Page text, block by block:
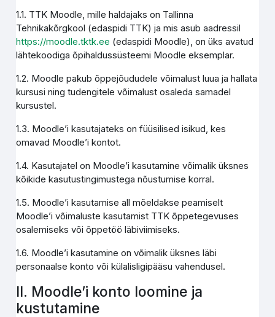
1.1. TTK Moodle, mille haldajaks on Tallinna
Tehnikakõrgkool (edaspidi TTK) ja mis asub aadressil
https://moodle.tktk.ee (edaspidi Moodle), on üks avatud
lähtekoodiga õpihaldussüsteemi Moodle eksemplar.
1.2. Moodle pakub õppejõududele võimalust luua ja hallata
kursusi ning tudengitele võimalust osaleda samadel
kursustel.
1.3. Moodle’i kasutajateks on füüsilised isikud, kes
omavad Moodle’i kontot.
1.4. Kasutajatel on Moodle’i kasutamine võimalik üksnes
kõikide kasutustingimustega nõustumise korral.
1.5. Moodle’i kasutamise all mõeldakse peamiselt
Moodle’i võimaluste kasutamist TTK õppetegevuses
osalemiseks või õppetöö läbiviimiseks.
1.6. Moodle’i kasutamine on võimalik üksnes läbi
personaalse konto või külalisligipääsu vahendusel.
II. Moodle’i konto loomine ja
kustutamine